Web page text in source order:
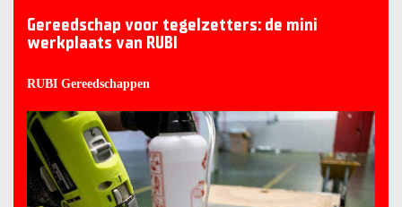
Gereedschap voor tegelzetters: de mini
werkplaats van RUBI
RUBI Gereedschappen